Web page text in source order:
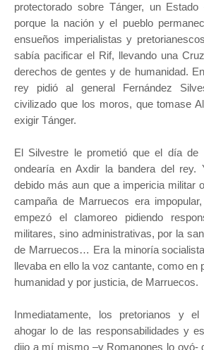
protectorado sobre Tánger, un
porque la nación y el pueblo
ensueños imperialistas y
sabía pacificar el Rif, llevando una
derechos de gentes y de humanidad.
rey pidió al general Fernández
civilizado que los moros, que tomase
exigir Tánger.
El Silvestre le prometió que el día de
ondearía en Axdir la bandera del rey.
debido más aun que a impericia militar
campaña de Marruecos era
empezó el clamoreo pidiendo
militares, sino administrativas, por la
de Marruecos… Era la minoría
llevaba en ello la voz cantante, como en
humanidad y por justicia, de Marruecos.
Inmediatamente, los pretorianos y
ahogar lo de las responsabilidades y
dijo a mí mismo –y Romanones lo oyó-